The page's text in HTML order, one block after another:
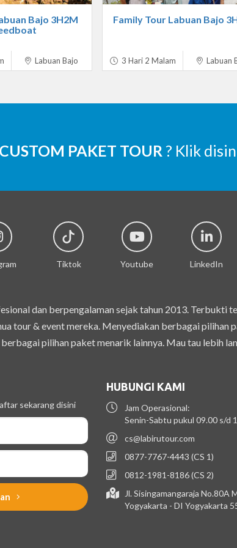
Bajo 3H2M
Labuan Bajo
Family Tour Labuan Bajo
3 Hari 2 Malam Labuan
CUSTOM PAKET TOUR ? Klik
Tiktok Youtube LinkedIn
dan berpengalaman sejak tahun 2013. Terbukti
tour & event mereka. Menyediakan berbagai
pilihan paket menarik lainnya. Mau tau lebih
sekarang disini
HUBUNGI KAMI
Jam Operasional:
Senin-Sabtu pukul 09.00 s/d
cs@labirutour.com
0877-7767-4443 (CS 1)
0812-1981-8186 (CS 2)
Jl. Sisingamangaraja No.80A
Yogyakarta - DI Yogyakarta